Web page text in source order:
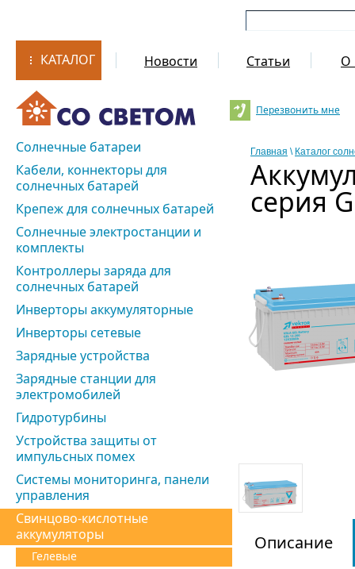
КАТАЛОГ Новости Статьи О
Перезвонить мне
Солнечные батареи
Кабели, коннекторы для
солнечных батарей
Крепеж для солнечных батарей
Солнечные электростанции и
комплекты
Контроллеры заряда для
солнечных батарей
Инверторы аккумуляторные
Инверторы сетевые
Зарядные устройства
Зарядные станции для
электромобилей
Гидротурбины
Устройства защиты от
импульсных помех
Системы мониторинга, панели
управления
Свинцово-кислотные
аккумуляторы
Гелевые
Главная \ Каталог
серия
Описание